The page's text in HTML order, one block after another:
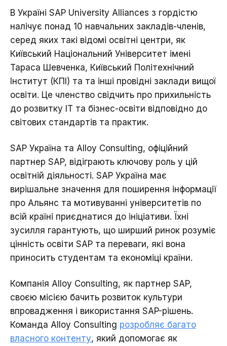
В Україні SAP University Alliances з гордістю
налічує понад 10 навчальних закладів-членів,
серед яких такі відомі освітні центри, як
Київський Національний Університет імені
Тараса Шевченка, Київський Політехнічний
Інститут (КПІ) та та інші провідні заклади вищої
освіти. Це членство свідчить про прихильність
до розвитку ІТ та бізнес-освіти відповідно до
світових стандартів та практик.
SAP Україна та Alloy Consulting, офіційний
партнер SAP, відіграють ключову роль у цій
освітній діяльності. SAP Україна має
вирішальне значення для поширення інформації
про Альянс та мотивуванні університетів по
всій країні приєднатися до ініціативи. Їхні
зусилля гарантують, що ширший ринок розуміє
цінність освіти SAP та переваги, які вона
приносить студентам та економіці країни.
Компанія Alloy Consulting, як партнер SAP,
своєю місією бачить розвиток культури
впровадження і використання SAP-рішень.
Команда Alloy Consulting розробляє багато
власного контенту, який допомогає як